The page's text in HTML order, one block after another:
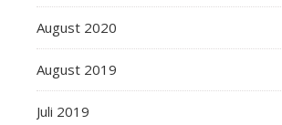
August 2020
August 2019
Juli 2019